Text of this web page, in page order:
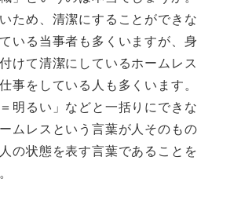
ため、清潔にすることができな
いる当事者も多くいますが、身
けて清潔にしているホームレス
事をしている人も多くいます。
明るい」などと一括りにできな
ムレスという言葉が人そのもの
の状態を表す言葉であることを